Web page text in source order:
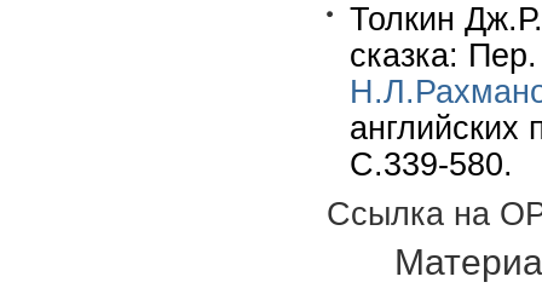
Толкин
сказка:
С.339-580.
Ссылка на